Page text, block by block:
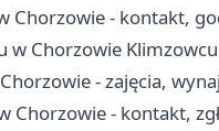
Chorzowie - kontakt,
w Chorzowie
- zajęcia,
Chorzowie - kontakt,